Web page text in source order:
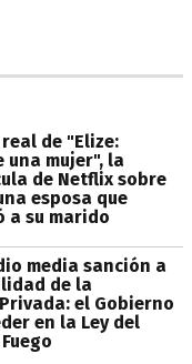
de "Elize:
una mujer", la
de Netflix sobre
esposa que
a su marido
media sanción a
de la
el Gobierno
en la Ley del